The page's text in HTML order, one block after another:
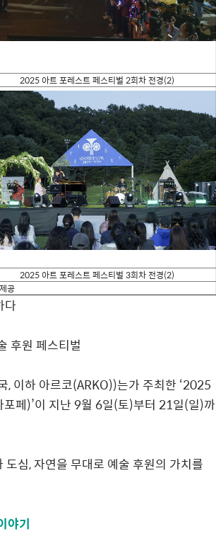
2025아트 포레스트 페스티벌 2회차 전경(2)
2025아트 포레스트 페스티벌 3회차 전경(2)
공
다
후원 페스티벌
,이하 아르코(ARKO))는가 주최한 ‘2025
포페)’이 지난 9월 6일(토)부터 21일(일)까
도심,자연을 무대로 예술 후원의 가치를
야기